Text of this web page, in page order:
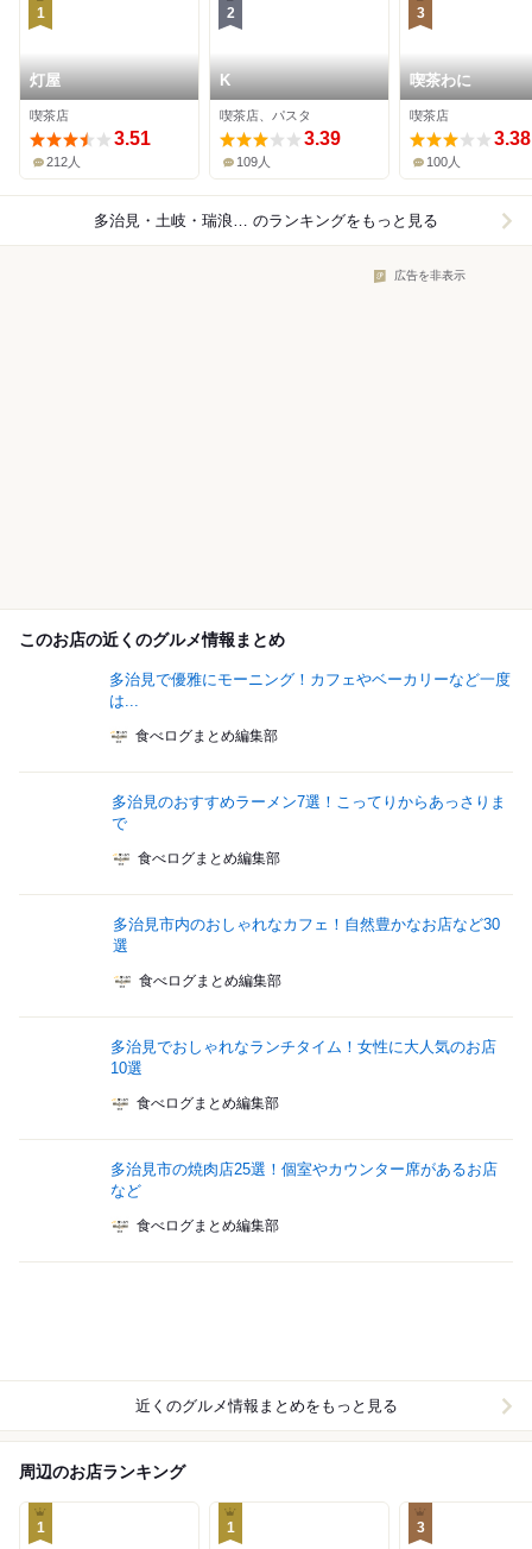
1
灯屋
喫茶店
3.51
212人
2
K
喫茶店、パスタ
3.39
109人
3
喫茶わに
喫茶店
3.38
100人
多治見・土岐・瑞浪×喫茶店 のランキングをもっと見る
広告を非表示
このお店の近くのグルメ情報まとめ
多治見で優雅にモーニング！カフェやベーカリーなど一度
は...
食べログまとめ編集部
多治見のおすすめラーメン7選！こってりからあっさりま
で
食べログまとめ編集部
多治見市内のおしゃれなカフェ！自然豊かなお店など30
選
食べログまとめ編集部
多治見でおしゃれなランチタイム！女性に大人気のお店
10選
食べログまとめ編集部
多治見市の焼肉店25選！個室やカウンター席があるお店
など
食べログまとめ編集部
近くのグルメ情報まとめをもっと見る
周辺のお店ランキング
1 1 3